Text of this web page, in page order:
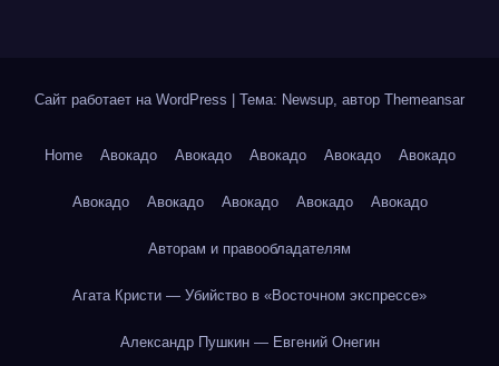
Сайт работает на WordPress Тема: Newsup, автор Themeansar
Home Авокадо Авокадо Авокадо Авокадо Авокадо
Авокадо Авокадо Авокадо Авокадо Авокадо
Авторам и правообладателям
Агата Кристи — Убийство в «Восточном экспрессе»
Александр Пушкин — Евгений Онегин